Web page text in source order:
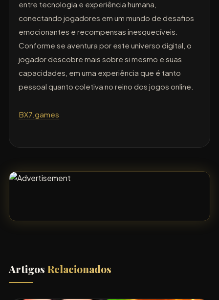
entre tecnologia e experiência humana,
conectando jogadores em um mundo de desafios
emocionantes e recompensas inesquecíveis.
Conforme se aventura por este universo digital, o
jogador descobre mais sobre si mesmo e suas
capacidades, em uma experiência que é tanto
pessoal quanto coletiva no reino dos jogos online.
BX7.games
Artigos Relacionados